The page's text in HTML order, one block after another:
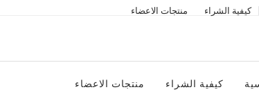
كيفية الشراء منتجات الاعضاء
كيفية الشراء منتجات الاعضاء